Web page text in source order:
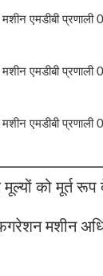
मूल्यों को मूर्त रूप
मशीन